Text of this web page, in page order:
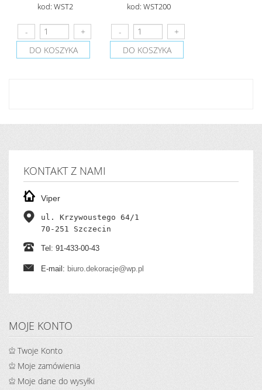
kod: WST2
DO KOSZYKA
kod: WST200
DO KOSZYKA
KONTAKT Z NAMI
Viper
ul. Krzywoustego 64/1
70-251 Szczecin
Tel: 91-433-00-43
E-mail: biuro.dekoracje@wp.pl
MOJE KONTO
Twoje Konto
Moje zamówienia
Moje dane do wysyłki